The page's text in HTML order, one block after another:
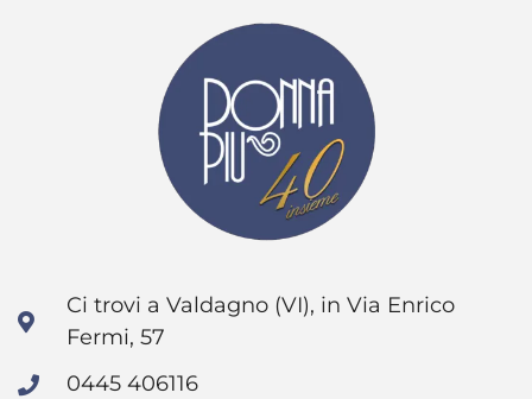
Ci trovi a Valdagno (VI), in Via Enrico
Fermi, 57
0445 406116